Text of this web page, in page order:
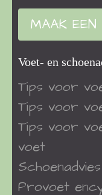
MAAK
Voet- en
Tips voor
Tips voor
Tips voor
voet
Schoenadvies
Provoet